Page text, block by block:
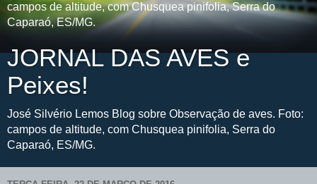
campos de altitude, com Chusquea pinifolia, Serra do
Caparaó, ES/MG.
JORNAL DAS AVES e
Peixes!
José Silvério Lemos Blog sobre Observação de aves. Foto:
campos de altitude, com Chusquea pinifolia, Serra do
Caparaó, ES/MG.